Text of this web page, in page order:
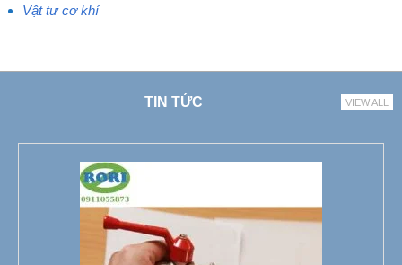
Vật tư cơ khí
TIN TỨC VIEW ALL